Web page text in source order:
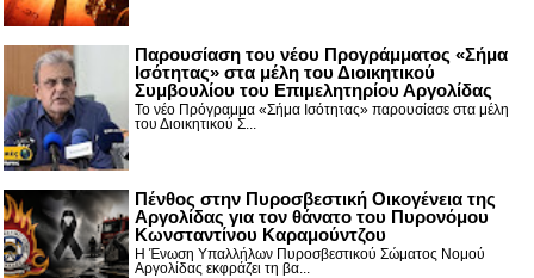
Παρουσίαση του νέου Προγράμματος «Σήμα
Ισότητας» στα μέλη του Διοικητικού
Συμβουλίου του Επιμελητηρίου Αργολίδας
Το νέο Πρόγραμμα «Σήμα Ισότητας» παρουσίασε στα μέλη
του Διοικητικού Σ...
Πένθος στην Πυροσβεστική Οικογένεια της
Αργολίδας για τον θάνατο του Πυρονόμου
Κωνσταντίνου Καραμούντζου
Η Ένωση Υπαλλήλων Πυροσβεστικού Σώματος Νομού
Αργολίδας εκφράζει τη βα...